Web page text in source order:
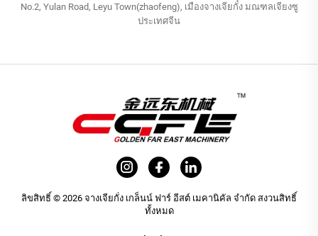
No.2, Yulan Road, Leyu Town(zhaofeng), เมืองจางเจียกั๋ง มณฑลเจียงซู
ประเทศจีน
ลิขสิทธิ์ © 2026 จางเจียกั่ง เกล็นน์ ฟาร์ อีสต์ เมคานิคัล จำกัด สงวนสิทธิ์
ทั้งหมด